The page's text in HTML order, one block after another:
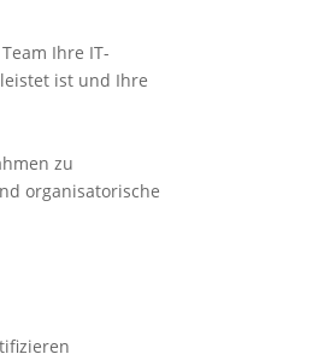
Ihre IT-
ist und Ihre
zu
organisatorische